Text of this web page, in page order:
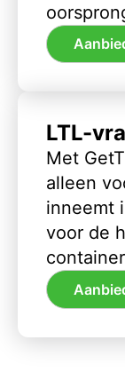
LTL-
Met
alleen
inneemt
voor de